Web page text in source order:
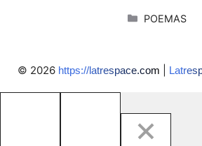
CATEGORÍAS
POEMAS
© 2026 https://latrespace.com